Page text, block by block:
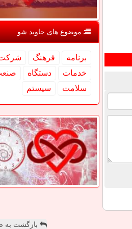
موضوع های جاوید شو
برنامه فرهنگ
خدمات
دستگاه
سلامت
سیستم
بازگشت به